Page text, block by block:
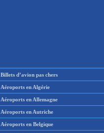
Billets d’avion pas chers
Aéroports en Algérie
Aéroports en Allemagne
Aéroports en Autriche
Aéroports en Belgique